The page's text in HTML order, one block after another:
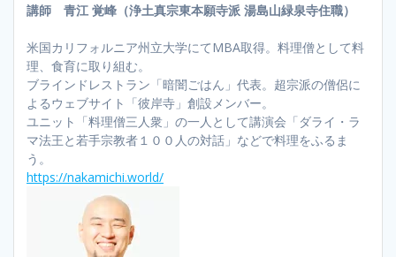
講師 青江 覚峰（浄土真宗東本願寺派 湯島山緑泉寺住職）
米国カリフォルニア州立大学にてMBA取得。料理僧として料
理、食育に取り組む。
ブラインドレストラン「暗闇ごはん」代表。超宗派の僧侶に
よるウェブサイト「彼岸寺」創設メンバー。
ユニット「料理僧三人衆」の一人として講演会「ダライ・ラ
マ法王と若手宗教者１００人の対話」などで料理をふるま
う。
https://nakamichi.world/